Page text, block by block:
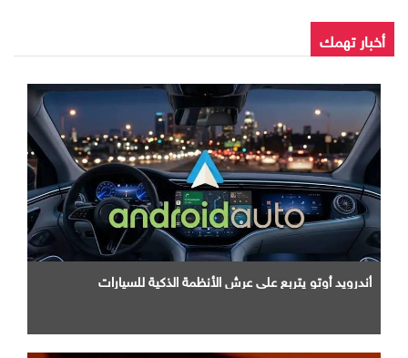
أخبار تهمك
أندرويد أوتو يتربع علي عرش الأنظمة الذكية للسيارات